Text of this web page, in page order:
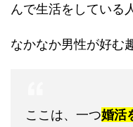
んで生活をしている
なかなか男性が好む
ここは、一つ婚活